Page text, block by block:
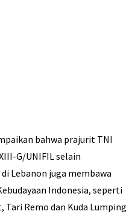
bahwa prajurit TNI
G/UNIFIL selain
Lebanon juga membawa
Indonesia, seperti
Tari Remo dan Kuda Lumping